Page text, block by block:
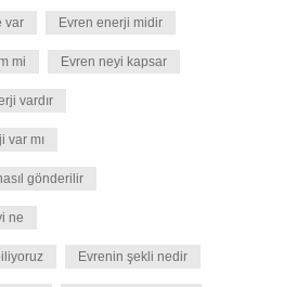
var Evren enerji midir
mi Evren neyi kapsar
vardır
var mı
gönderilir
ne
Evrenin şekli nedir